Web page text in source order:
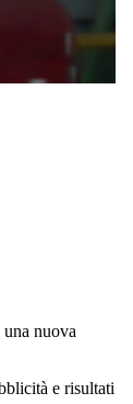
nuova
e risultati